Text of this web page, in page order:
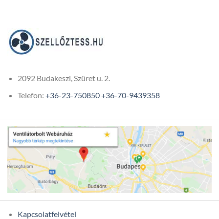
2092 Budakeszi, Szüret u. 2.
Telefon: +36-23-750850+36-70-9439358
Kapcsolatfelvétel